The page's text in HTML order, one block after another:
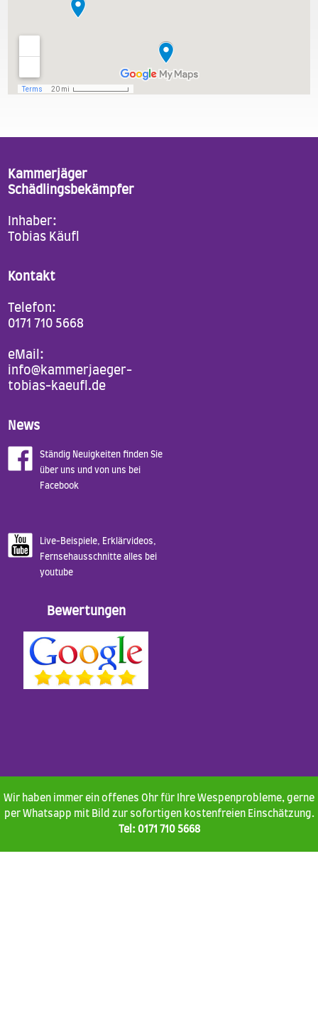
Kammerjäger
Schädlingsbekämpfer
Inhaber:
Tobias Käufl
Kontakt
Telefon:
0171 710 5668
eMail:
info@kammerjaeger-
tobias-kaeufl.de
News
Ständig Neuigkeiten finden Sie
über uns und von uns bei
Facebook
Live-Beispiele, Erklärvideos,
Fernsehausschnitte alles bei
youtube
Bewertungen
Wir haben immer ein offenes Ohr für Ihre Wespenprobleme, gerne
per Whatsapp mit Bild zur sofortigen kostenfreien Einschätzung.
Tel: 0171 710 5668